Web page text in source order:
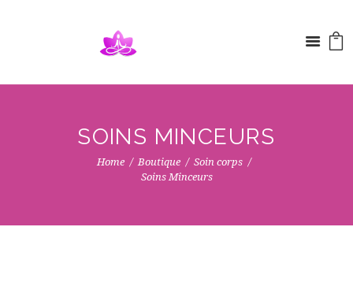
SOINS MINCEURS
Home Boutique
Soin corps
Soins Minceurs